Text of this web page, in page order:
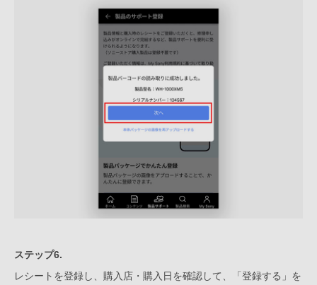
ステップ6.
レシートを登録し、購入店・購入日を確認して、「登録する」を